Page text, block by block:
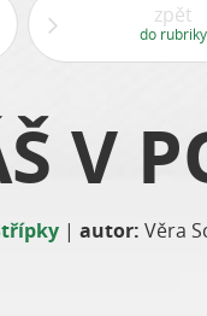
zpět
do rubriky
V
| autor: Věra